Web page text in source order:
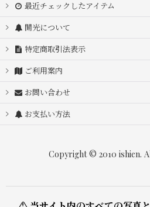
最近チェックしたアイテム
開光について
特定商取引法表示
ご利用案内
お問い合わせ
お支払い方法
Copyright © 2010 ishien.